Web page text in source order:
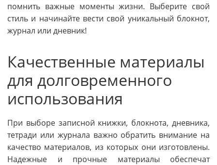
помнить важные моменты жизни. Выберите свой
стиль и начинайте вести свой уникальный блокнот,
журнал или дневник!
Качественные материалы
для долговременного
использования
При выборе записной книжки, блокнота, дневника,
тетради или журнала важно обратить внимание на
качество материалов, из которых они изготовлены.
Надежные и прочные материалы обеспечат